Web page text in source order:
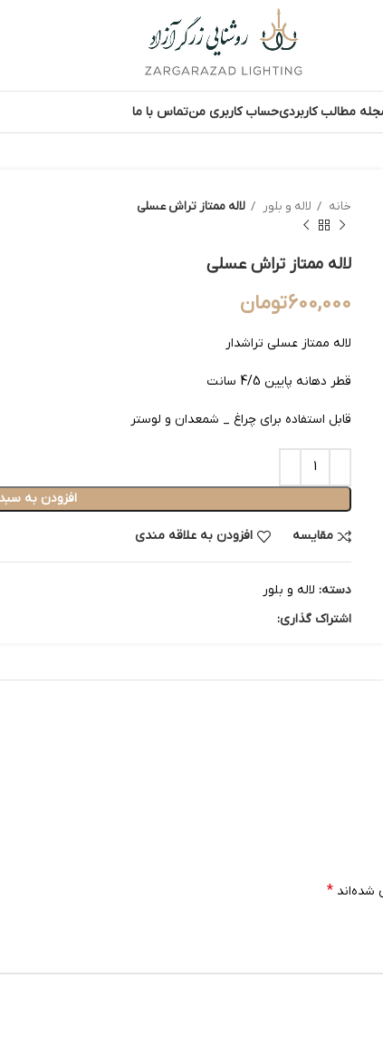
مطالب کاربردیحساب کاربری منتماس با ما
خانه لاله و بلور لاله ممتاز تراش عسلی
لاله ممتاز تراش عسلی
600,000تومان
لاله ممتاز عسلی تراشدار
قطر دهانه پایین 4/5 سانت
قابل استفاده برای چراغ _ شمعدان و لوستر
افزودن به
مقایسه افزودن به علاقه مندی
دسته: لاله و بلور
اشتراک گذاری:
شده‌اند *